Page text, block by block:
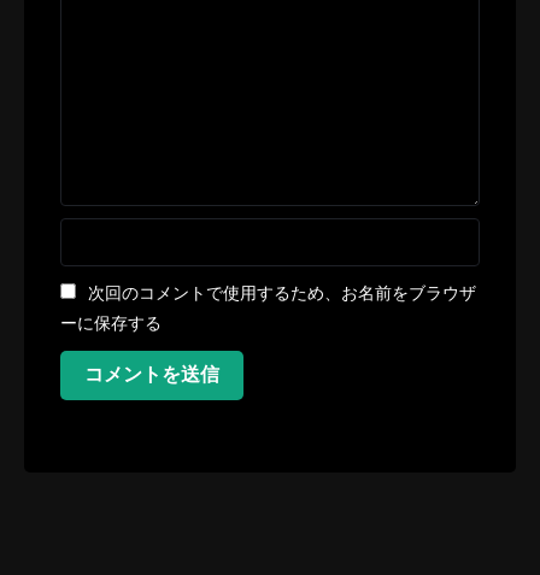
次回のコメントで使用するため、お名前をブラウザ
ーに保存する
コメントを送信